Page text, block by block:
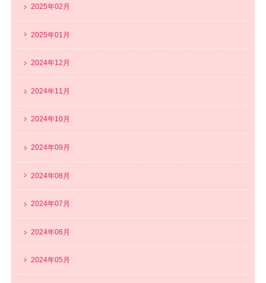
2025年02月
2025年01月
2024年12月
2024年11月
2024年10月
2024年09月
2024年08月
2024年07月
2024年06月
2024年05月